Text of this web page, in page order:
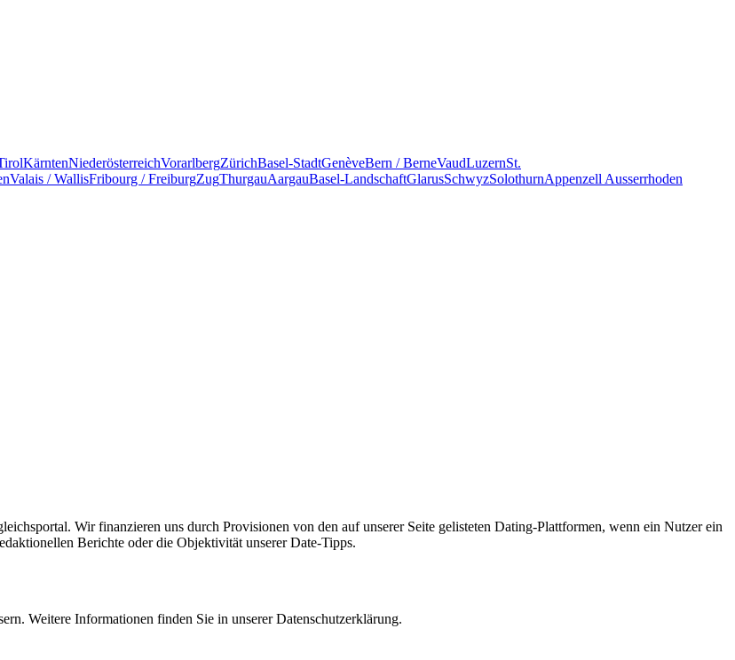
KärntenNiederösterreichVorarlbergZürichBasel-StadtGenèveBern / BerneVaudLuzernSt.
Valais / WallisFribourg / FreiburgZugThurgauAargauBasel-LandschaftGlarusSchwyzSolothurnAppenzell Ausserrhoden
Wir finanzieren uns durch Provisionen von den auf unserer Seite gelisteten Dating-Plattformen, wenn ein Nutzer ein
Berichte oder die Objektivität unserer Date-Tipps.
Weitere Informationen finden Sie in unserer Datenschutzerklärung.